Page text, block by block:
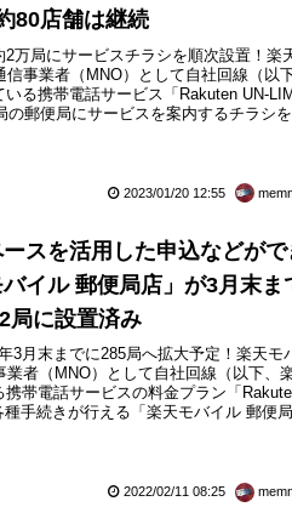
80店舗は継続
万局にサービスチラシを順次設置！楽
事業者（MNO）として自社回線（以下
る携帯電話サービス「Rakuten UN-
郵便局にサービスを案内するチラシを
2023/01/20 12:55
スを活用した申込などがで
イル 郵便局店」が3月末ま
局に設置済み
3月末までに285局へ拡大予定！楽天モ
者（MNO）として自社回線（以下、
帯電話サービスの料金プラン「
手続きが行える「楽天モバイル 郵便
2022/02/11 08:25